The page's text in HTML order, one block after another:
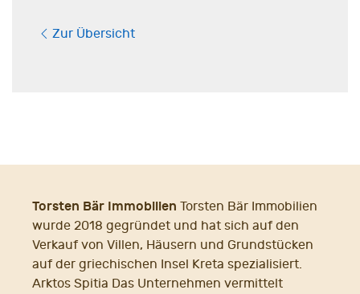
Zur Übersicht
Torsten Bär Immobilien Torsten Bär Immobilien
wurde 2018 gegründet und hat sich auf den
Verkauf von Villen, Häusern und Grundstücken
auf der griechischen Insel Kreta spezialisiert.
Arktos Spitia Das Unternehmen vermittelt